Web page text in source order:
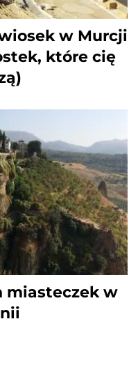
w Murcji
które cię
miasteczek w